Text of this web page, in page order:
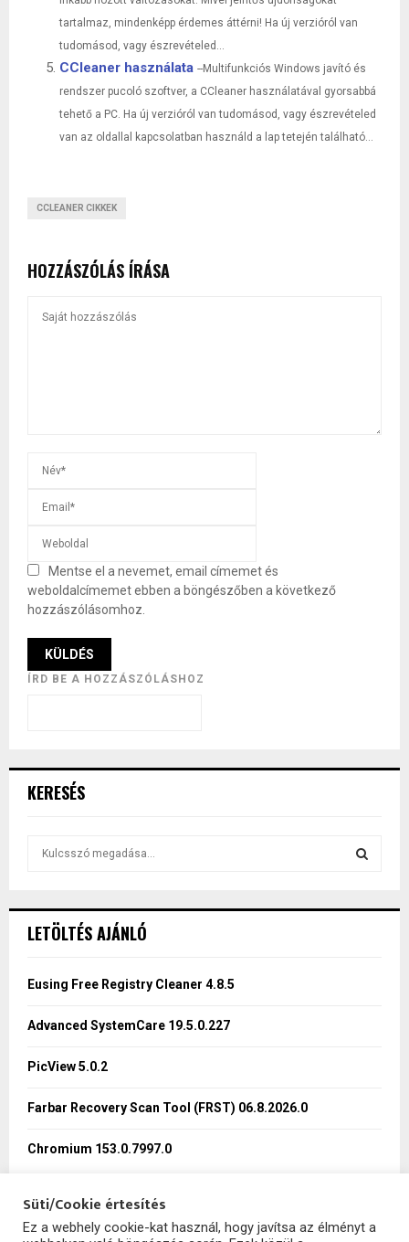
tartalmaz, mindenképp érdemes áttérni! Ha új verzióról van
tudomásod, vagy észrevételed...
CCleaner használata --Multifunkciós Windows javító és
rendszer pucoló szoftver, a CCleaner használatával gyorsabbá
tehető a PC. Ha új verzióról van tudomásod, vagy észrevételed
van az oldallal kapcsolatban használd a lap tetején található...
CCLEANER CIKKEK
HOZZÁSZÓLÁS ÍRÁSA
Mentse el a nevemet, email címemet és
weboldalcímemet ebben a böngészőben a következő
hozzászólásomhoz.
ÍRD BE A HOZZÁSZÓLÁSHOZ
KERESÉS
h
o
LETÖLTÉS AJÁNLÓ
Eusing Free Registry Cleaner 4.8.5
Advanced SystemCare 19.5.0.227
PicView 5.0.2
Farbar Recovery Scan Tool (FRST) 06.8.2026.0
Chromium 153.0.7997.0
Süti/Cookie értesítés
Ez a webhely cookie-kat használ, hogy javítsa az élményt a